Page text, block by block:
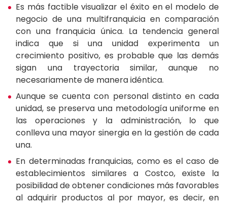
Es más factible visualizar el éxito en el modelo de
negocio de una multifranquicia en comparación
con una franquicia única. La tendencia general
indica que si una unidad experimenta un
crecimiento positivo, es probable que las demás
sigan una trayectoria similar, aunque no
necesariamente de manera idéntica.
Aunque se cuenta con personal distinto en cada
unidad, se preserva una metodología uniforme en
las operaciones y la administración, lo que
conlleva una mayor sinergia en la gestión de cada
una.
En determinadas franquicias, como es el caso de
establecimientos similares a Costco, existe la
posibilidad de obtener condiciones más favorables
al adquirir productos al por mayor, es decir, en